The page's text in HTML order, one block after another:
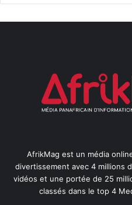
AfrikMag est un média
divertissement avec 4 millions
vidéos et une portée de 25
classés dans le top 4